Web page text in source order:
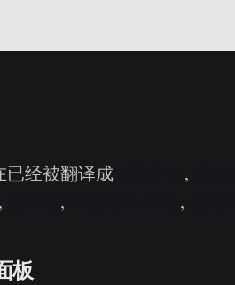
已经被翻译成 ,
, , ,
板